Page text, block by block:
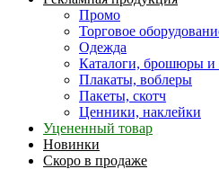
Промо
Торговое
Одежда
Каталоги, брошюры и
Плакаты, воблеры
Пакеты, скотч
Ценники, наклейки
Уцененный товар
Новинки
Скоро в продаже